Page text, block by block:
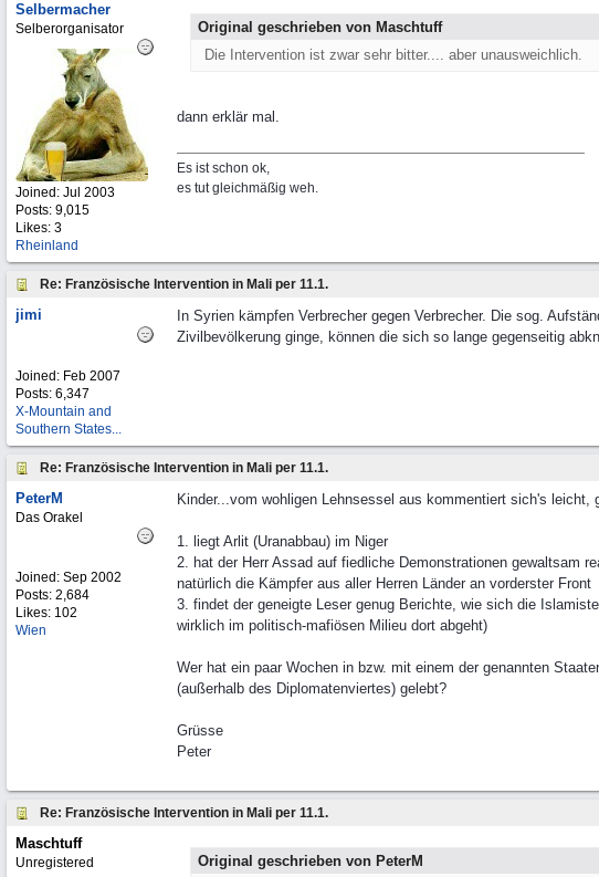
Selbermacher
Selberorganisator
Joined: Jul 2003
Posts: 9,015
Likes: 3
Rheinland
Original geschrieben von Maschtuff
Die Intervention ist zwar sehr bitter.... aber unausweichlich.
dann erklär mal.
Es ist schon ok,
es tut gleichmäßig weh.
Re: Französische Intervention in Mali per 11.1.
jimi
Joined: Feb 2007
Posts: 6,347
X-Mountain and
Southern States...
In Syrien kämpfen Verbrecher gegen Verbrecher. Die sog.
Zivilbevölkerung ginge, können die sich so lange gegenseitig
Re: Französische Intervention in Mali per 11.1.
PeterM
Das Orakel
Joined: Sep 2002
Posts: 2,684
Likes: 102
Wien
Kinder...vom wohligen Lehnsessel aus kommentiert sich's leicht,
1. liegt Arlit (Uranabbau) im Niger
2. hat der Herr Assad auf fiedliche Demonstrationen gewaltsam
natürlich die Kämpfer aus aller Herren Länder an vorderster Front
3. findet der geneigte Leser genug Berichte, wie sich die
wirklich im politisch-mafiösen Milieu dort abgeht)
Wer hat ein paar Wochen in bzw. mit einem der genannten
(außerhalb des Diplomatenviertes) gelebt?
Grüsse
Peter
Re: Französische Intervention in Mali per 11.1.
Maschtuff
Unregistered
Original geschrieben von PeterM